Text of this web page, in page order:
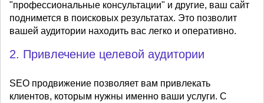
"профессиональные консультации" и другие, ваш сайт
поднимется в поисковых результатах. Это позволит
вашей аудитории находить вас легко и оперативно.
2. Привлечение целевой аудитории
SEO продвижение позволяет вам привлекать
клиентов, которым нужны именно ваши услуги. С